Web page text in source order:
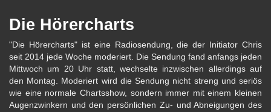
Die Hörercharts
"Die Hörercharts" ist eine Radiosendung, die der Initiator Chris
seit 2014 jede Woche moderiert. Die Sendung fand anfangs jeden
Mittwoch um 20 Uhr statt, wechselte inzwischen allerdings auf
den Montag. Moderiert wird die Sendung nicht streng und seriös
wie eine normale Chartsshow, sondern immer mit einem kleinen
Augenzwinkern und den persönlichen Zu- und Abneigungen des